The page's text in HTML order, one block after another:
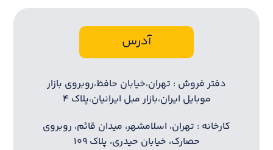
آدرس
دفتر فروش : تهران،خیابان حافظ،روبروی بازار
موبایل ایران،بازار مبل ایرانیان،پلاک ۴
کارخانه : تهران، اسلامشهر، میدان قائم، روبروی
حصارک، خیابان حیدری، پلاک ۱۰۹